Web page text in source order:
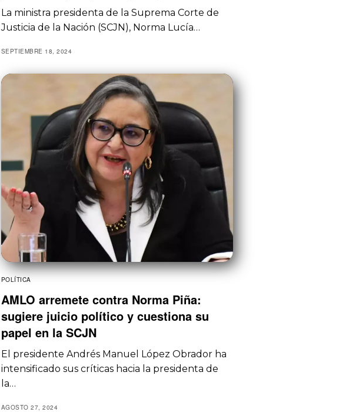
La ministra presidenta de la Suprema Corte de
Justicia de la Nación (SCJN), Norma Lucía…
SEPTIEMBRE 18, 2024
POLÍTICA
AMLO arremete contra Norma Piña:
sugiere juicio político y cuestiona su
papel en la SCJN
El presidente Andrés Manuel López Obrador ha
intensificado sus críticas hacia la presidenta de
la…
AGOSTO 27, 2024